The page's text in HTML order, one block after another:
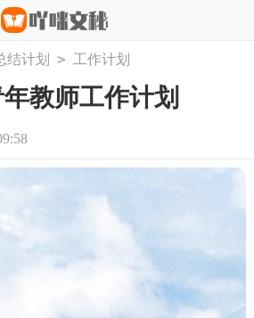
结计划 > 工作计划
教师工作计划